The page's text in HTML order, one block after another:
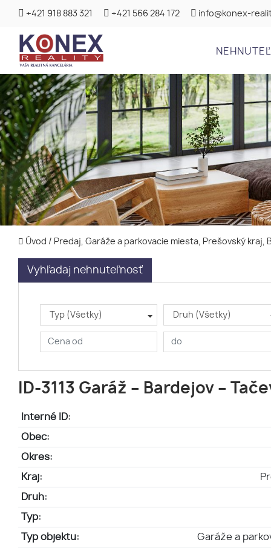
+421 918 883 321 +421 566 284 172 info@konex-
Úvod / Predaj, Garáže a parkovacie miesta, Prešovský kraj,
Vyhľadaj nehnuteľnosť
Typ (Všetky) Druh (Všetky)
ID-3113 Garáž – Bardejov –
Interné ID:
Obec:
Okres:
Kraj:
Druh:
Typ:
Typ objektu: Garáže a